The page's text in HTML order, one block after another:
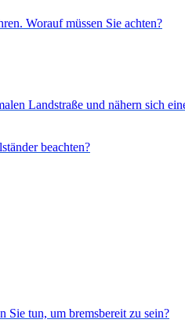
Worauf müssen Sie achten?
Landstraße und nähern sich
beachten?
Sie tun, um bremsbereit zu sein?